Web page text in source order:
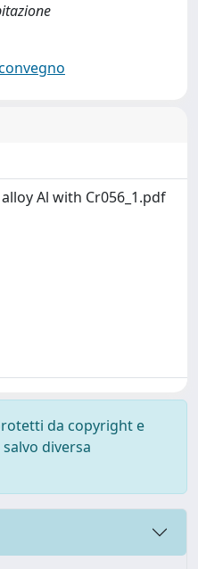
Al with Cr056_1.pdf
da copyright e
diversa